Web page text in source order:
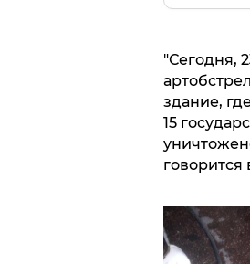
"Сегодня,
здание,
15